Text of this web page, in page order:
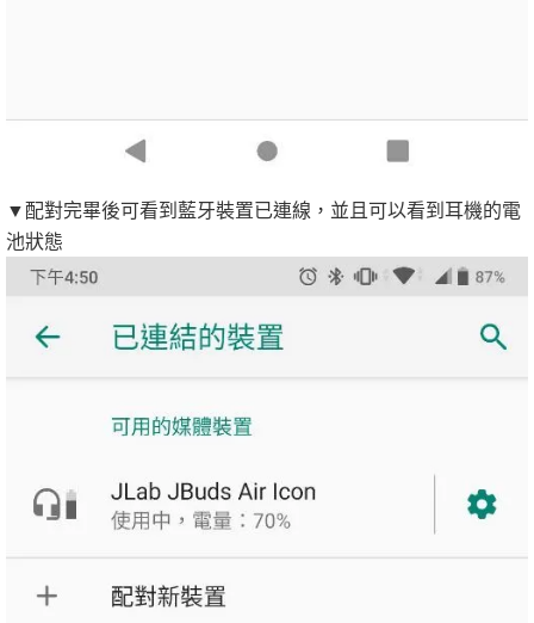
▼配對完畢後可看到藍牙裝置已連線，並且可以看到耳機的電
池狀態